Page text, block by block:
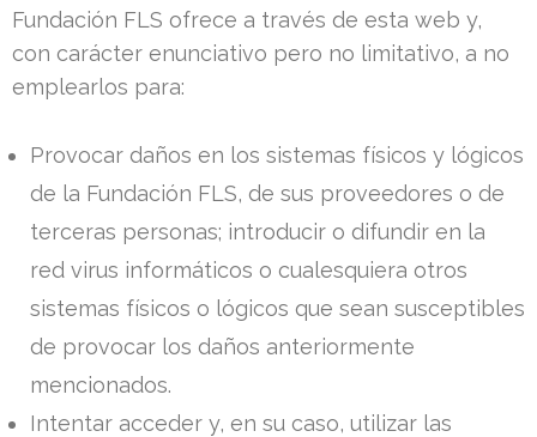
Fundación FLS ofrece a través de esta web y,
con carácter enunciativo pero no limitativo, a no
emplearlos para:
Provocar daños en los sistemas físicos y lógicos
de la Fundación FLS, de sus proveedores o de
terceras personas; introducir o difundir en la
red virus informáticos o cualesquiera otros
sistemas físicos o lógicos que sean susceptibles
de provocar los daños anteriormente
mencionados.
Intentar acceder y, en su caso, utilizar las